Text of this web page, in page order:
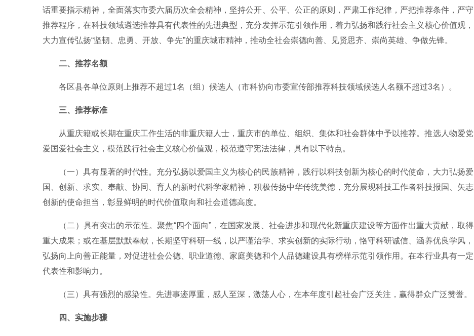
话重要指示精神，全面落实市委六届历次全会精神，坚持公开、公平、公正的原则，严肃工作纪律，严把推荐条件，严守
推荐程序，在科技领域遴选推荐具有代表性的先进典型，充分发挥示范引领作用，着力弘扬和践行社会主义核心价值观，
大力宣传弘扬“坚韧、忠勇、开放、争先”的重庆城市精神，推动全社会崇德向善、见贤思齐、崇尚英雄、争做先锋。
二、推荐名额
各区县各单位原则上推荐不超过1名（组）候选人（市科协向市委宣传部推荐科技领域候选人名额不超过3名）。
三、推荐标准
从重庆籍或长期在重庆工作生活的非重庆籍人士，重庆市的单位、组织、集体和社会群体中予以推荐。推选人物爱党
爱国爱社会主义，模范践行社会主义核心价值观，模范遵守宪法法律，具有以下特点。
（一）具有显著的时代性。充分弘扬以爱国主义为核心的民族精神，践行以科技创新为核心的时代使命，大力弘扬爱
国、创新、求实、奉献、协同、育人的新时代科学家精神，积极传扬中华传统美德，充分展现科技工作者科技报国、矢志
创新的使命担当，彰显鲜明的时代价值取向和社会道德高度。
（二）具有突出的示范性。聚焦“四个面向”，在国家发展、社会进步和现代化新重庆建设等方面作出重大贡献，取得
重大成果；或在基层默默奉献，长期坚守科研一线，以严谨治学、求实创新的实际行动，恪守科研诚信、涵养优良学风，
弘扬向上向善正能量，对促进社会公德、职业道德、家庭美德和个人品德建设具有榜样示范引领作用。在本行业具有一定
代表性和影响力。
（三）具有强烈的感染性。先进事迹厚重，感人至深，激荡人心，在本年度引起社会广泛关注，赢得群众广泛赞誉。
四、实施步骤